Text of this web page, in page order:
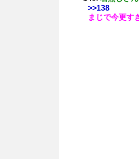
>>138
まじで今更す